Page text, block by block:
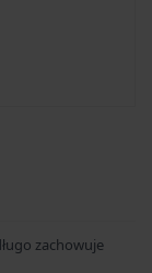
zachowuje